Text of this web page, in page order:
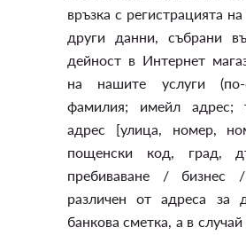
връзка с регистрацията
други данни, събрани
дейност в Интернет
на нашите услуги
фамилия; имейл адрес;
адрес [улица, номер,
пощенски код, град,
пребиваване /
различен от адреса за
банкова сметка, а в